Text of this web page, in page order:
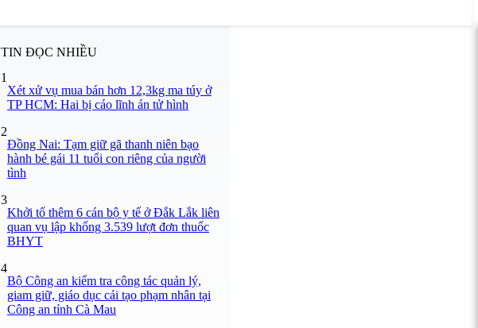
TIN ĐỌC NHIỀU
1
Xét xử vụ mua bán hơn 12,3kg ma túy ở
TP HCM: Hai bị cáo lĩnh án tử hình
2
Đồng Nai: Tạm giữ gã thanh niên bạo
hành bé gái 11 tuổi con riêng của người
tình
3
Khởi tố thêm 6 cán bộ y tế ở Đắk Lắk liên
quan vụ lập khống 3.539 lượt đơn thuốc
BHYT
4
Bộ Công an kiểm tra công tác quản lý,
giam giữ, giáo dục cải tạo phạm nhân tại
Công an tỉnh Cà Mau